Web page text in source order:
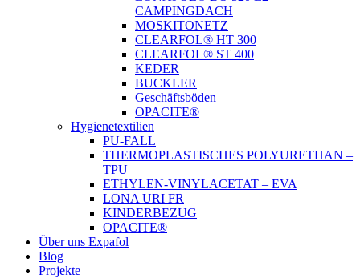
CAMPINGDACH
MOSKITONETZ
CLEARFOL® HT 300
CLEARFOL® ST 400
KEDER
BUCKLER
Geschäftsböden
OPACITE®
Hygienetextilien
PU-FALL
THERMOPLASTISCHES POLYURETHAN –
TPU
ETHYLEN-VINYLACETAT – EVA
LONA URI FR
KINDERBEZUG
OPACITE®
Über uns Expafol
Blog
Projekte